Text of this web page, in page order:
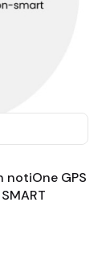
notiOne GPS